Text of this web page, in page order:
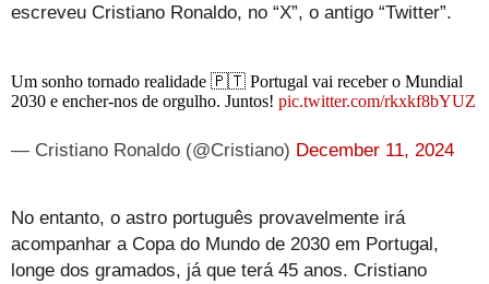
escreveu Cristiano Ronaldo, no “X”, o antigo “Twitter”.
Um sonho tornado realidade 🇵🇹 Portugal vai receber o Mundial
2030 e encher-nos de orgulho. Juntos! pic.twitter.com/rkxkf8bYUZ
— Cristiano Ronaldo (@Cristiano) December 11, 2024
No entanto, o astro português provavelmente irá
acompanhar a Copa do Mundo de 2030 em Portugal,
longe dos gramados, já que terá 45 anos. Cristiano